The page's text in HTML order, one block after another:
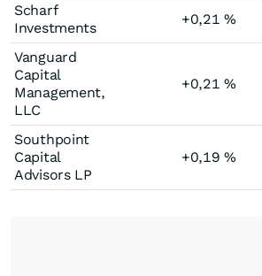
Scharf
Investments
+0,21%
Vanguard
Capital
Management,
LLC
+0,21%
Southpoint
Capital
Advisors LP
+0,19%